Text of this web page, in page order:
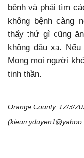
bệnh và phải tìm
không bệnh càng
thấy thứ gì cũng
không đâu xa.
Mong mọi người
tinh thần.
Orange County, 12/3/